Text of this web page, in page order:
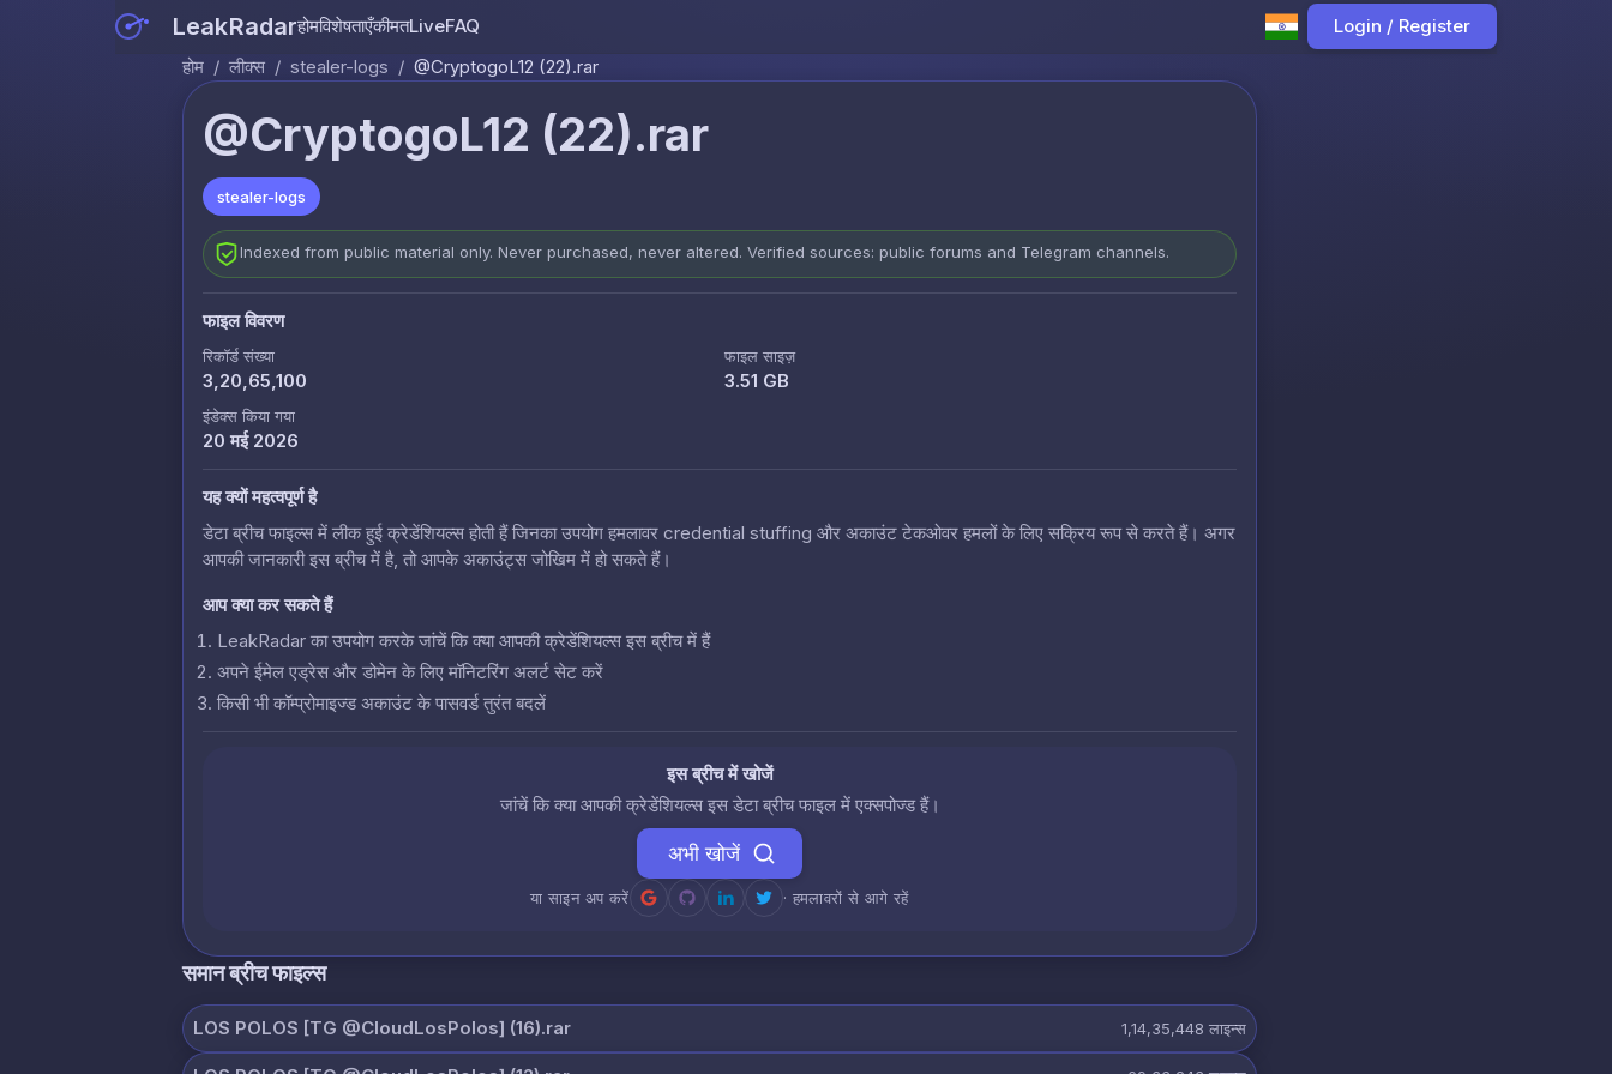
LeakRadarहोमविशेषताएँकीमतLiveFAQ
Login / Register
होम / लीक्स / stealer-logs / @CryptogoL12 (22).rar
@CryptogoL12 (22).rar
stealer-logs
Indexed from public material only. Never purchased, never altered. Verified sources: public forums and Telegram channels.
फाइल विवरण
रिकॉर्ड संख्या
3,20,65,100
फाइल साइज़
3.51 GB
इंडेक्स किया गया
20 मई 2026
यह क्यों महत्वपूर्ण है
डेटा ब्रीच फाइल्स में लीक हुई क्रेडेंशियल्स होती हैं जिनका उपयोग हमलावर credential stuffing और अकाउंट टेकओवर हमलों के लिए सक्रिय रूप से करते हैं। अगर
आपकी जानकारी इस ब्रीच में है, तो आपके अकाउंट्स जोखिम में हो सकते हैं।
आप क्या कर सकते हैं
LeakRadar का उपयोग करके जांचें कि क्या आपकी क्रेडेंशियल्स इस ब्रीच में हैं
अपने ईमेल एड्रेस और डोमेन के लिए मॉनिटरिंग अलर्ट सेट करें
किसी भी कॉम्प्रोमाइज्ड अकाउंट के पासवर्ड तुरंत बदलें
इस ब्रीच में खोजें
जांचें कि क्या आपकी क्रेडेंशियल्स इस डेटा ब्रीच फाइल में एक्सपोज्ड हैं।
अभी खोजें
या साइन अप करें · हमलावरों से आगे रहें
समान ब्रीच फाइल्स
LOS POLOS [TG @CloudLosPolos] (16).rar 1,14,35,448 लाइन्स